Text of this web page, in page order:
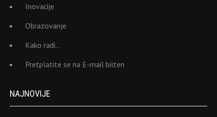
Inovacije
Obrazovanje
Kako radi…
Pretplatite se na E-mail bilten
NAJNOVIJE